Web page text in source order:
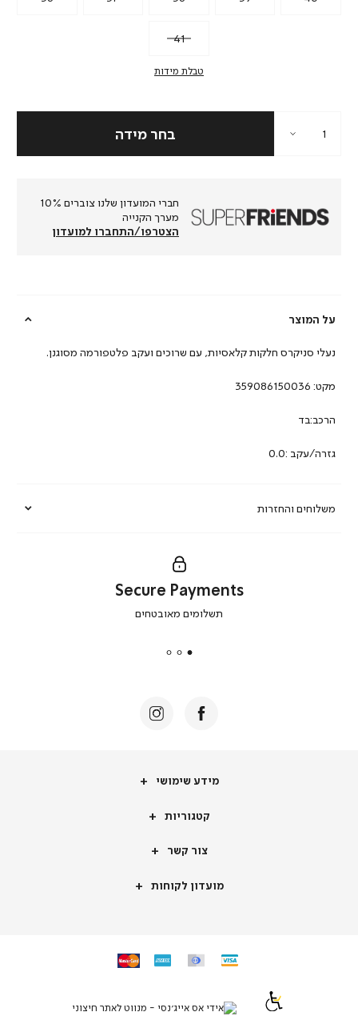
41
טבלת מידות
חברי המועדון שלנו צוברים 10%
מערך הקנייה
הצטרפו/התחברו למועדון
על המוצר
משלוחים והחזרות
נעלי סניקרס חלקות קלאסיות, עם שרוכים ועקב פלטפורמה מסוגנן.
מקט: 359086150036
הרכב:בד
גזרה/עקב :0.0
secure
Secure Payments
תשלומים מאובטחים
מידע
מידע שימושי
קטגוריותקטגוריות
צור
צור קשר
מועדון
מועדון לקוחות